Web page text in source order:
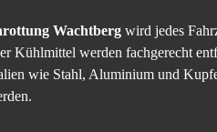
Wachtberg wird jedes
Kühlmittel werden fachgerecht
wie Stahl, Aluminium und